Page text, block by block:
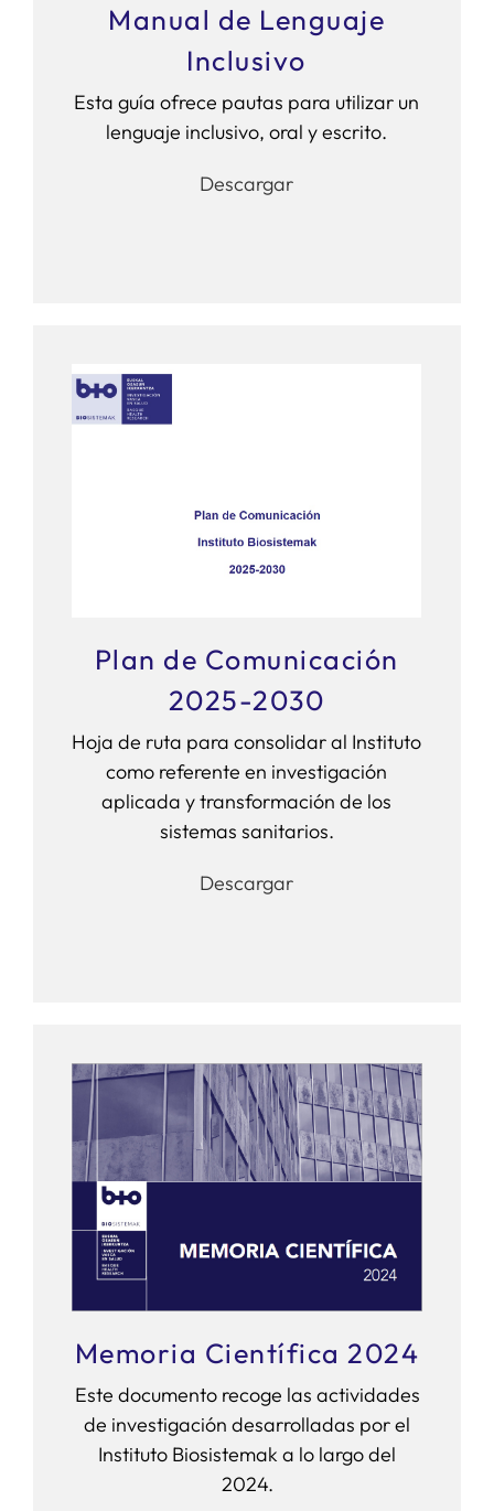
Manual de Lenguaje
Inclusivo
Esta guía ofrece pautas para utilizar un
lenguaje inclusivo, oral y escrito.
Descargar
Plan de Comunicación
2025-2030
Hoja de ruta para consolidar al Instituto
como referente en investigación
aplicada y transformación de los
sistemas sanitarios.
Descargar
Memoria Científica 2024
Este documento recoge las actividades
de investigación desarrolladas por el
Instituto Biosistemak a lo largo del
2024.